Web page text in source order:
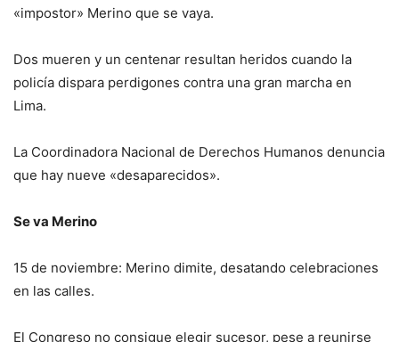
«impostor» Merino que se vaya.
Dos mueren y un centenar resultan heridos cuando la
policía dispara perdigones contra una gran marcha en
Lima.
La Coordinadora Nacional de Derechos Humanos denuncia
que hay nueve «desaparecidos».
Se va Merino
15 de noviembre: Merino dimite, desatando celebraciones
en las calles.
El Congreso no consigue elegir sucesor, pese a reunirse